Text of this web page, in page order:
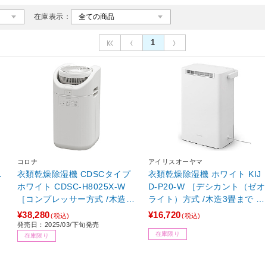
在庫表示：
1
コロナ
衣類乾燥除湿機 CDSCタイプ
ホワイト CDSC-H8025X-W
［コンプレッサー方式 /木造10
畳まで /鉄筋20畳まで］
¥38,280(税込)
発売日：2025/03/下旬発売
在庫限り
アイリスオーヤマ
衣類乾燥除湿機 ホワイト KIJ
D-P20-W ［デシカント（ゼオ
ライト）方式 /木造3畳まで /
鉄筋6畳まで］ 【864】
¥16,720(税込)
在庫限り